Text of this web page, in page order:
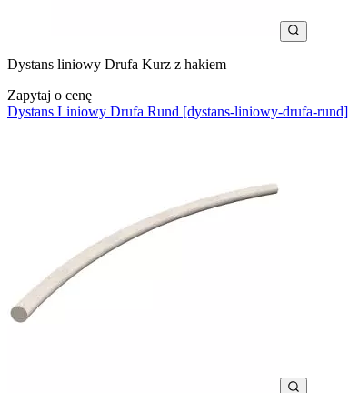
Dystans liniowy Drufa Kurz z hakiem
Zapytaj o cenę
Dystans Liniowy Drufa Rund [dystans-liniowy-drufa-rund]